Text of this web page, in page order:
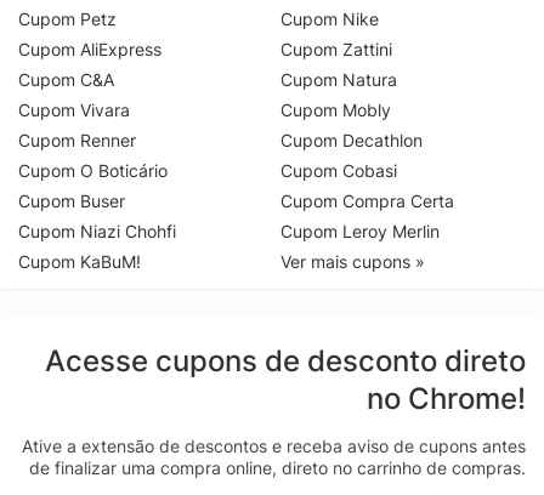
Cupom Petz
Cupom AliExpress
Cupom C&A
Cupom Vivara
Cupom Renner
Cupom O Boticário
Cupom Buser
Cupom Niazi Chohfi
Cupom KaBuM!
Cupom Nike
Cupom Zattini
Cupom Natura
Cupom Mobly
Cupom Decathlon
Cupom Cobasi
Cupom Compra Certa
Cupom Leroy Merlin
Ver mais cupons »
Acesse cupons de desconto direto
no Chrome!
Ative a extensão de descontos e receba aviso de cupons antes
de finalizar uma compra online, direto no carrinho de compras.